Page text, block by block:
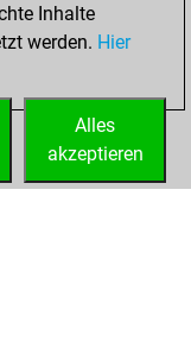
Inhalte
werden. Hier
Alles
akzeptieren